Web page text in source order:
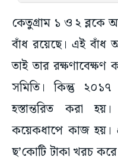
কেতুগ্রাম ১ ও ২ ব্লকে
বাঁধ রয়েছে। এই বাঁধ
তাই তার
সমিতি। কিন্তু
হস্তান্তরিত করা
কয়েকধাপে কাজ হয়।
ছ’কোটি টাকা খরচ